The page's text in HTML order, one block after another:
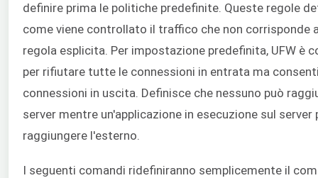
definire prima le politiche predefinite. Queste regole
come viene controllato il traffico che non corrisponde
regola esplicita. Per impostazione predefinita, UFW è
per rifiutare tutte le connessioni in entrata ma
connessioni in uscita. Definisce che nessuno può
server mentre un'applicazione in esecuzione sul server
raggiungere l'esterno.
I seguenti comandi ridefiniranno semplicemente il